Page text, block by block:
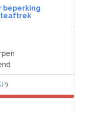
beperking
)